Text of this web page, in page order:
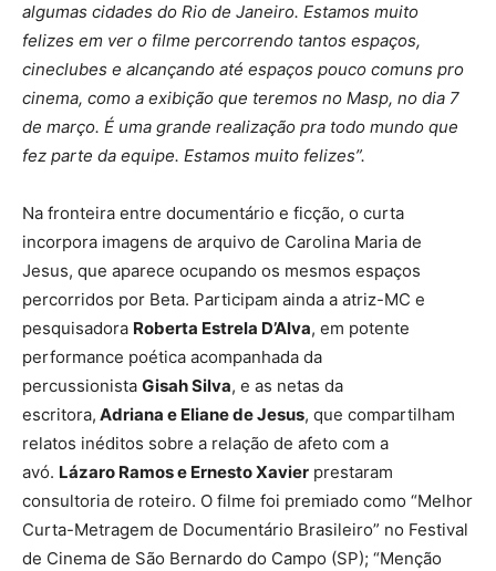
algumas cidades do Rio de Janeiro. Estamos muito
felizes em ver o filme percorrendo tantos espaços,
cineclubes e alcançando até espaços pouco comuns pro
cinema, como a exibição que teremos no Masp, no dia 7
de março. É uma grande realização pra todo mundo que
fez parte da equipe. Estamos muito felizes”.
Na fronteira entre documentário e ficção, o curta
incorpora imagens de arquivo de Carolina Maria de
Jesus, que aparece ocupando os mesmos espaços
percorridos por Beta. Participam ainda a atriz-MC e
pesquisadora Roberta Estrela D’Alva, em potente
performance poética acompanhada da
percussionista Gisah Silva, e as netas da
escritora, Adriana e Eliane de Jesus, que compartilham
relatos inéditos sobre a relação de afeto com a
avó. Lázaro Ramos e Ernesto Xavier prestaram
consultoria de roteiro. O filme foi premiado como “Melhor
Curta-Metragem de Documentário Brasileiro” no Festival
de Cinema de São Bernardo do Campo (SP); “Menção